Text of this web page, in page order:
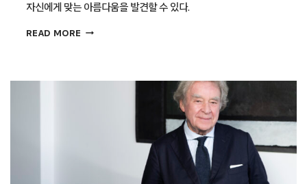
자신에게 맞는 아름다움을 발견할 수 있다.
READ MORE 아모레퍼시픽의
아모레용산